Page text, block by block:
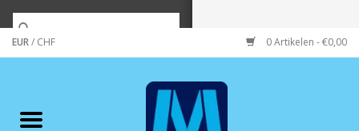
EUR/ CHF 0 Artikelen - €0,00
Merken